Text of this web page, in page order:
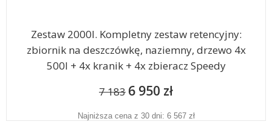
Zestaw 2000l. Kompletny zestaw retencyjny:
zbiornik na deszczówkę, naziemny, drzewo 4x
500l + 4x kranik + 4x zbieracz Speedy
7 183 6 950 zł
Najniższa cena z 30 dni: 6 567 zł